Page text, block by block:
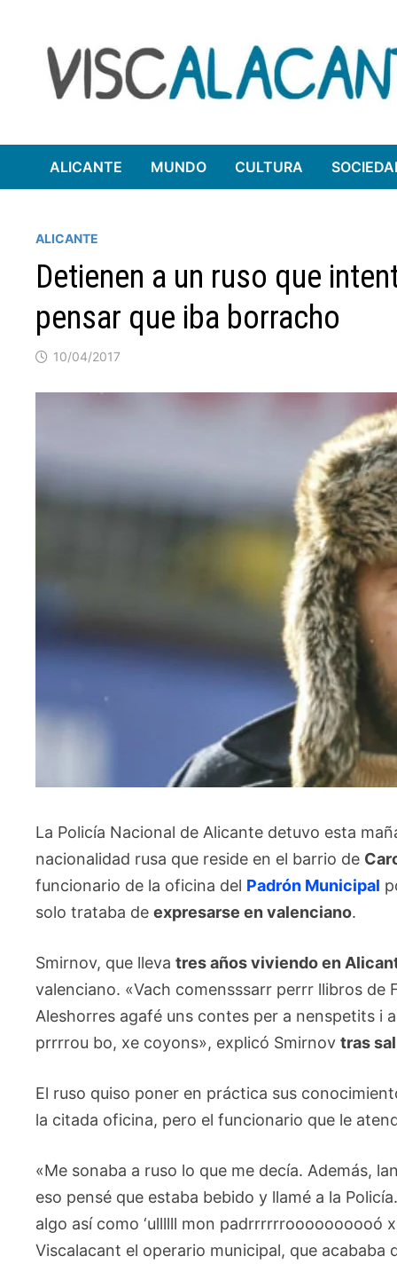
contenido
ALICANTE MUNDO CULTURA
ALICANTE
Detienen a un ruso que
pensar que iba borracho
10/04/2017
La Policía Nacional de Alicante detuvo esta
nacionalidad rusa que reside en el barrio de
funcionario de la oficina del Padrón Municipal
solo trataba deexpresarse en valenciano.
Smirnov, que llevatres años viviendo en
valenciano. «Vach comensssarr perrr llibros
Aleshorres agafé uns contes per a nenspetits i
prrrrou bo, xe coyons», explicó Smirnovtras
El ruso quiso poner en práctica sus
la citada oficina, pero el funcionario que le
«Me sonaba a ruso lo que me decía. Además,
eso pensé que estaba bebido y llamé a la
algo así como ‘ullllll mon padrrrrrroooooooooó
Viscalacant el operario municipal, que acababa